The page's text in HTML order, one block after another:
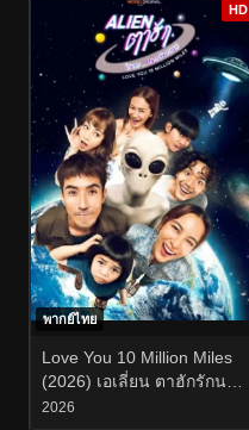
HD
พากย์ไทย
Love You 10 Million Miles
(2026) เอเลี่ยน ตาฮักรักนะ
นายต่างดาว EP.1-6
2026